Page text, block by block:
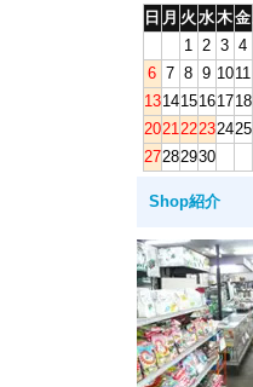
日 月 火 水木金
1
2 3 4
6 7 8 9 1011
131415161718
2021 22232425
27282930
Shop紹介